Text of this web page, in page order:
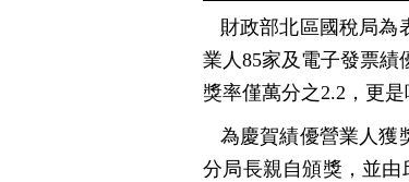
財政部北區國稅局為
業人85家及電子發票績
獎率僅萬分之2.2 ，更
為慶賀績優營業人獲
分局長親自頒獎，並